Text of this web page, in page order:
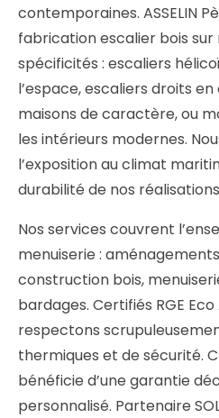
contemporaines. ASSELIN
fabrication escalier bois
spécificités : escaliers
l’espace, escaliers droits
maisons de caractère, ou
les intérieurs modernes.
l’exposition au climat
durabilité de nos
Nos services couvrent
menuiserie :
construction bois,
bardages. Certifiés RGE
respectons
thermiques et de sécurité.
bénéficie d’une garantie
personnalisé. Partenaire